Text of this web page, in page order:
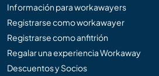
Información para workawayers
Registrarse como workawayer
Registrarse como anfitrión
Regalar una experiencia Workaway
Descuentos y Socios